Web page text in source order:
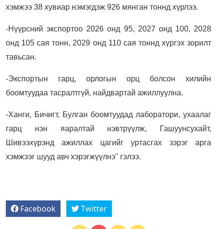
хэмжээ 38 хувиар нэмэгдэж 926 мянган тоннд хүрлээ.
-Нүүрсний экспортоо 2026 онд 95, 2027 онд 100, 2028
онд 105 сая тонн, 2029 онд 110 сая тоннд хүргэх зорилт
тавьсан.
-Экспортын гарц, орлогын орц болсон хилийн
боомтуудаа тасралтгүй, найдвартай ажиллуулна.
-Ханги, Бичигт, Булган боомтуудад лаборатори, ухаалаг
гарц нэн яаралтай нэвтрүүлж, Гашуунсухайт,
Шивээхүрэнд ажиллах цагийг уртасгах зэрэг арга
хэмжээг шууд авч хэрэгжүүлнэ" гэлээ.
Facebook Twitter